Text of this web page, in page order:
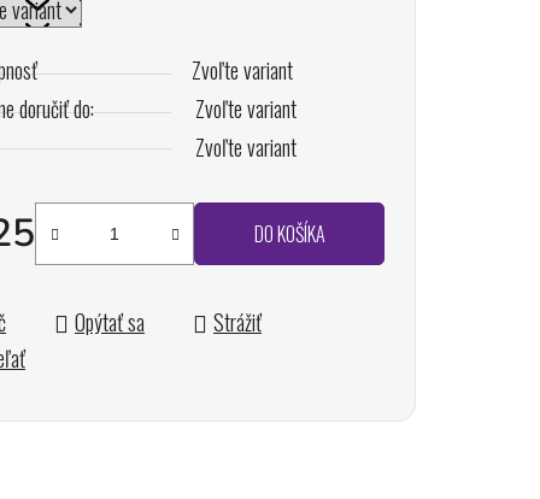
Zvoľte variant
doručiť do:
Zvoľte variant
Zvoľte variant
cena:
DO KOŠÍKA
Opýtať sa
Strážiť